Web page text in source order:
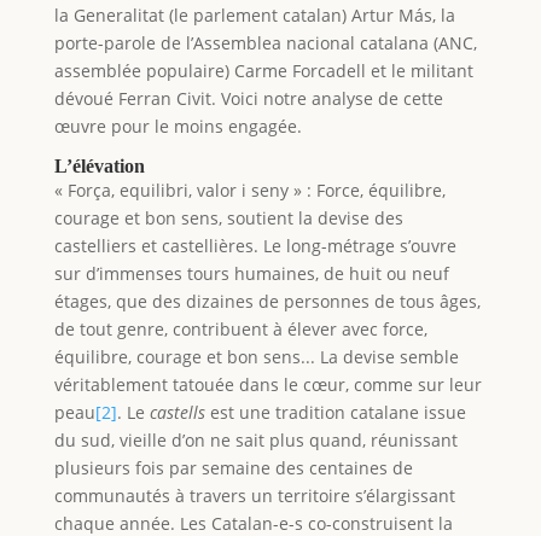
la Generalitat (le parlement catalan) Artur Más, la
porte-parole de l’Assemblea nacional catalana (ANC,
assemblée populaire) Carme Forcadell et le militant
dévoué Ferran Civit. Voici notre analyse de cette
œuvre pour le moins engagée.
L’élévation
« Força, equilibri, valor i seny » : Force, équilibre,
courage et bon sens, soutient la devise des
castelliers et castellières. Le long-métrage s’ouvre
sur d’immenses tours humaines, de huit ou neuf
étages, que des dizaines de personnes de tous âges,
de tout genre, contribuent à élever avec force,
équilibre, courage et bon sens... La devise semble
véritablement tatouée dans le cœur, comme sur leur
peau[2]. Le castells est une tradition catalane issue
du sud, vieille d’on ne sait plus quand, réunissant
plusieurs fois par semaine des centaines de
communautés à travers un territoire s’élargissant
chaque année. Les Catalan-e-s co-construisent la